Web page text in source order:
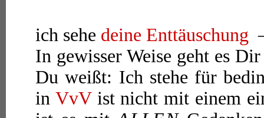
ich sehe deine Enttäuschung
In gewisser Weise geht es
Du weißt: Ich stehe für
in VvVist nicht mit einem